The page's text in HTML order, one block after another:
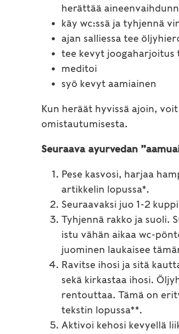
herättää
käy wc:ssä ja tyhjennä
ajan salliessa tee
tee kevyt joogaharjoitus
meditoi
syö kevyt aamiainen
Kun heräät hyvissä ajoin,
omistautumisesta.
Seuraava ayurvedan
Pese kasvosi, harjaa
artikkelin lopussa*.
Seuraavaksi juo 1-2
Tyhjennä rakko ja suoli.
istu vähän aikaa wc-
juominen laukaisee
Ravitse ihosi ja sitä
sekä kirkastaa ihosi.
rentouttaa. Tämä on
tekstin lopussa**.
Aktivoi kehosi kevyellä